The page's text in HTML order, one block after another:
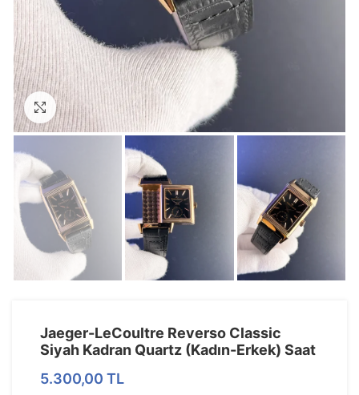
Görseli Büyütün
Jaeger-LeCoultre Reverso Classic
Siyah Kadran Quartz (Kadın-Erkek) Saat
5.300,00 TL